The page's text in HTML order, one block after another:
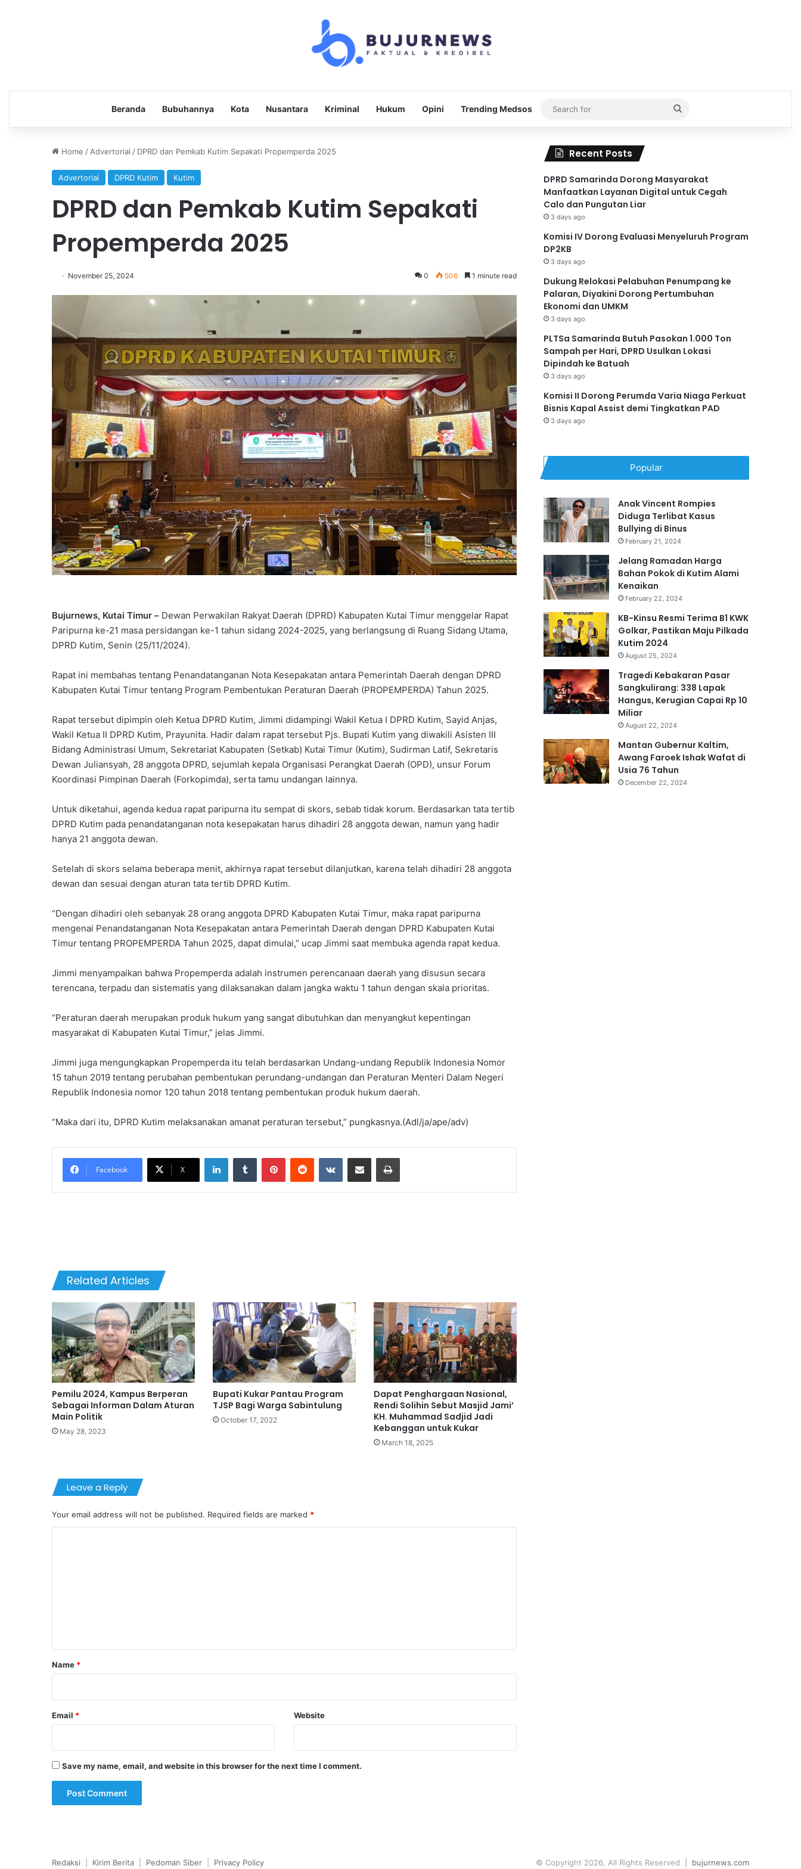
Beranda Bubuhannya Kota Nusantara Kriminal Hukum Opini Trending Medsos
Search
for
Home / Advertorial / DPRD dan Pemkab Kutim Sepakati Propemperda 2025
Advertorial DPRD Kutim Kutim
DPRD dan Pemkab Kutim Sepakati
Propemperda 2025
November 25, 2024 0 506 1 minute read
Bujurnews, Kutai Timur – Dewan Perwakilan Rakyat Daerah (DPRD) Kabupaten Kutai Timur menggelar Rapat
Paripurna ke-21 masa persidangan ke-1 tahun sidang 2024-2025, yang berlangsung di Ruang Sidang Utama,
DPRD Kutim, Senin (25/11/2024).
Rapat ini membahas tentang Penandatanganan Nota Kesepakatan antara Pemerintah Daerah dengan DPRD
Kabupaten Kutai Timur tentang Program Pembentukan Peraturan Daerah (PROPEMPERDA) Tahun 2025.
Rapat tersebut dipimpin oleh Ketua DPRD Kutim, Jimmi didampingi Wakil Ketua I DPRD Kutim, Sayid Anjas,
Wakil Ketua II DPRD Kutim, Prayunita. Hadir dalam rapat tersebut Pjs. Bupati Kutim yang diwakili Asisten III
Bidang Administrasi Umum, Sekretariat Kabupaten (Setkab) Kutai Timur (Kutim), Sudirman Latif, Sekretaris
Dewan Juliansyah, 28 anggota DPRD, sejumlah kepala Organisasi Perangkat Daerah (OPD), unsur Forum
Koordinasi Pimpinan Daerah (Forkopimda), serta tamu undangan lainnya.
Untuk diketahui, agenda kedua rapat paripurna itu sempat di skors, sebab tidak korum. Berdasarkan tata tertib
DPRD Kutim pada penandatanganan nota kesepakatan harus dihadiri 28 anggota dewan, namun yang hadir
hanya 21 anggota dewan.
Setelah di skors selama beberapa menit, akhirnya rapat tersebut dilanjutkan, karena telah dihadiri 28 anggota
dewan dan sesuai dengan aturan tata tertib DPRD Kutim.
“Dengan dihadiri oleh sebanyak 28 orang anggota DPRD Kabupaten Kutai Timur, maka rapat paripurna
mengenai Penandatanganan Nota Kesepakatan antara Pemerintah Daerah dengan DPRD Kabupaten Kutai
Timur tentang PROPEMPERDA Tahun 2025, dapat dimulai,” ucap Jimmi saat membuka agenda rapat kedua.
Jimmi menyampaikan bahwa Propemperda adalah instrumen perencanaan daerah yang disusun secara
terencana, terpadu dan sistematis yang dilaksanakan dalam jangka waktu 1 tahun dengan skala prioritas.
“Peraturan daerah merupakan produk hukum yang sangat dibutuhkan dan menyangkut kepentingan
masyarakat di Kabupaten Kutai Timur,” jelas Jimmi.
Jimmi juga mengungkapkan Propemperda itu telah berdasarkan Undang-undang Republik Indonesia Nomor
15 tahun 2019 tentang perubahan pembentukan perundang-undangan dan Peraturan Menteri Dalam Negeri
Republik Indonesia nomor 120 tahun 2018 tentang pembentukan produk hukum daerah.
“Maka dari itu, DPRD Kutim melaksanakan amanat peraturan tersebut,” pungkasnya.(Adl/ja/ape/adv)
Facebook X
LinkedInTumblr PinterestReddit VKontakteShare via Email Print
Related Articles
Pemilu 2024, Kampus Berperan
Sebagai Informan Dalam Aturan
Main Politik
May 28, 2023
Bupati Kukar Pantau Program
TJSP Bagi Warga Sabintulung
October 17, 2022
Dapat Penghargaan Nasional,
Rendi Solihin Sebut Masjid Jami’
KH. Muhammad Sadjid Jadi
Kebanggan untuk Kukar
March 18, 2025
Leave a Reply
Your email address will not be published. Required fields are marked *
*
Name *
Email * Website
Save my name, email, and website in this browser for the next time I comment.
Recent Posts
DPRD Samarinda Dorong Masyarakat
Manfaatkan Layanan Digital untuk Cegah
Calo dan Pungutan Liar
3 days ago
Komisi IV Dorong Evaluasi Menyeluruh Program
DP2KB
3 days ago
Dukung Relokasi Pelabuhan Penumpang ke
Palaran, Diyakini Dorong Pertumbuhan
Ekonomi dan UMKM
3 days ago
PLTSa Samarinda Butuh Pasokan 1.000 Ton
Sampah per Hari, DPRD Usulkan Lokasi
Dipindah ke Batuah
3 days ago
Komisi II Dorong Perumda Varia Niaga Perkuat
Bisnis Kapal Assist demi Tingkatkan PAD
3 days ago
Popular
Anak Vincent Rompies
Diduga Terlibat Kasus
Bullying di Binus
February 21, 2024
Jelang Ramadan Harga
Bahan Pokok di Kutim Alami
Kenaikan
February 22, 2024
KB-Kinsu Resmi Terima B1 KWK
Golkar, Pastikan Maju Pilkada
Kutim 2024
August 25, 2024
Tragedi Kebakaran Pasar
Sangkulirang: 338 Lapak
Hangus, Kerugian Capai Rp 10
Miliar
August 22, 2024
Mantan Gubernur Kaltim,
Awang Faroek Ishak Wafat di
Usia 76 Tahun
December 22, 2024
Redaksi Kirim Berita Pedoman Siber Privacy Policy © Copyright 2026, All Rights Reserved | bujurnews.com